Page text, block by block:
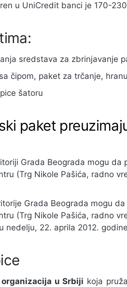
u UniCredit banci je 170-
sredstava za zbrinjavanje
čipom, paket za trčanje,
šatoru
paket
Grada Beograda mogu da
(Trg Nikole Pašića, radno
Grada Beograda mogu
(Trg Nikole Pašića, radno
nedelju, 22. aprila 2012.
u Srbiji koja pruža